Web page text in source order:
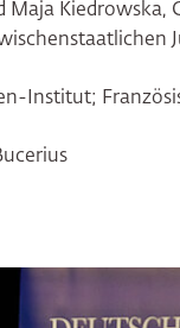
Maja Kiedrowska,
Institut;